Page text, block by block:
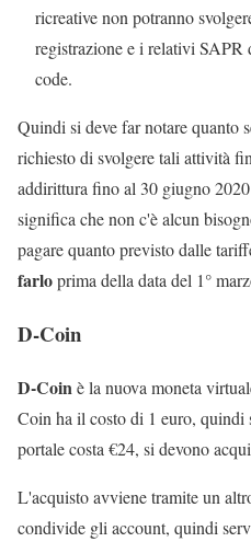
ricreative non potranno
registrazione e i relativi SAPR
code.
Quindi si deve far notare quanto
richiesto di svolgere tali attività
addirittura fino al 30 giugno
significa che non c'è alcun
pagare quanto previsto dalle
farloprima della data del 1°
D-Coin
D-Coinè la nuova moneta
Coin ha il costo di 1 euro, quindi
portale costa €24, si devono
L'acquisto avviene tramite un
condivide gli account, quindi